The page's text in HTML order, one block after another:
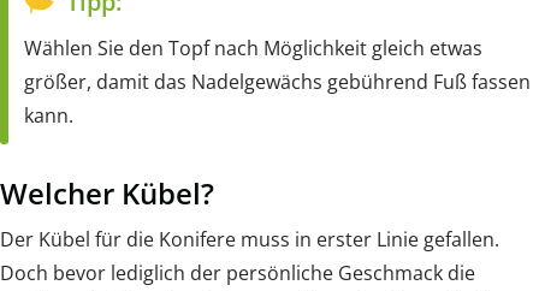
Wählen Sie den Topf nach Möglichkeit gleich etwas
größer, damit das Nadelgewächs gebührend Fuß fassen
kann.
Welcher Kübel?
Der Kübel für die Konifere muss in erster Linie gefallen.
Doch bevor lediglich der persönliche Geschmack die